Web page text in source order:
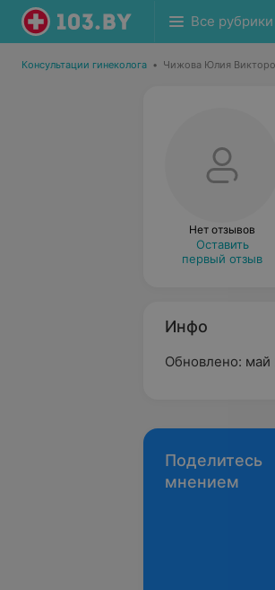
Все рубрики
Консультации гинеколога • Чижова Юлия
Нет отзывов
Оставить
первый отзыв
Инфо
Обновлено: май
Поделитесь
мнением